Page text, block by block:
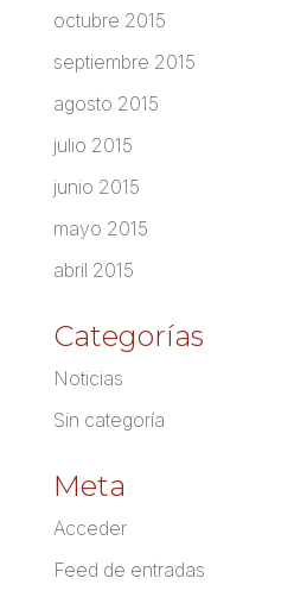
octubre 2015
septiembre 2015
agosto 2015
julio 2015
junio 2015
mayo 2015
abril 2015
Categorías
Noticias
Sin categoría
Meta
Acceder
Feed de entradas